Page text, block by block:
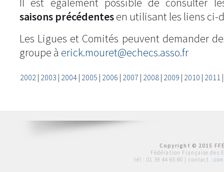
saisons précédentesen utilisant les liens ci-
Les Ligues et Comités peuvent demander
groupe à erick.mouret@echecs.asso.fr
2002| 2003 | 2004| 2005 | 2006 | 2007 | 2008| 2009 | 2010 | 2011
Copyright © 2015
Fédération Française des
tél : 01 39 44 65 80 | contact :